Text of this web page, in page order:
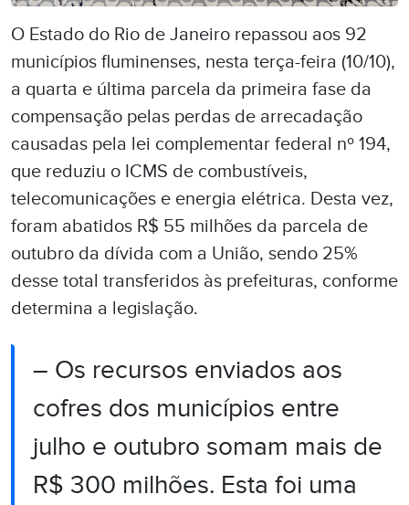
O Estado do Rio de Janeiro repassou aos 92
municípios fluminenses, nesta terça-feira (10/10),
a quarta e última parcela da primeira fase da
compensação pelas perdas de arrecadação
causadas pela lei complementar federal nº 194,
que reduziu o ICMS de combustíveis,
telecomunicações e energia elétrica. Desta vez,
foram abatidos R$ 55 milhões da parcela de
outubro da dívida com a União, sendo 25%
desse total transferidos às prefeituras, conforme
determina a legislação.
– Os recursos enviados aos
cofres dos municípios entre
julho e outubro somam mais de
R$ 300 milhões. Esta foi uma